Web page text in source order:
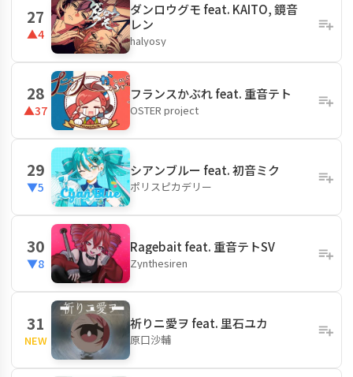
27
▲4
ダンロウグモ feat. KAITO, 鏡音
レン
halyosy
28
▲37
フランスかぶれ feat. 重音テト
OSTER project
29
▼5
シアンブルー feat. 初音ミク
ポリスピカデリー
30
▼8
Ragebait feat. 重音テトSV
Zynthesiren
31
NEW
祈りニ愛ヲ feat. 里石ユカ
原口沙輔